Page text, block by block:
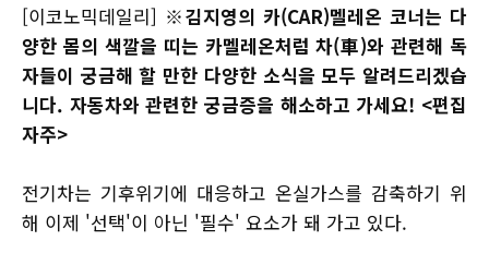
[이코노믹데일리] ※김지영의 카(CAR)멜레온 코너는 다
양한 몸의 색깔을 띠는 카멜레온처럼 차(車)와 관련해 독
자들이 궁금해 할 만한 다양한 소식을 모두 알려드리겠습
니다. 자동차와 관련한 궁금증을 해소하고 가세요! <편집
자주>
전기차는 기후위기에 대응하고 온실가스를 감축하기 위
해 이제 '선택'이 아닌 '필수' 요소가 돼 가고 있다.